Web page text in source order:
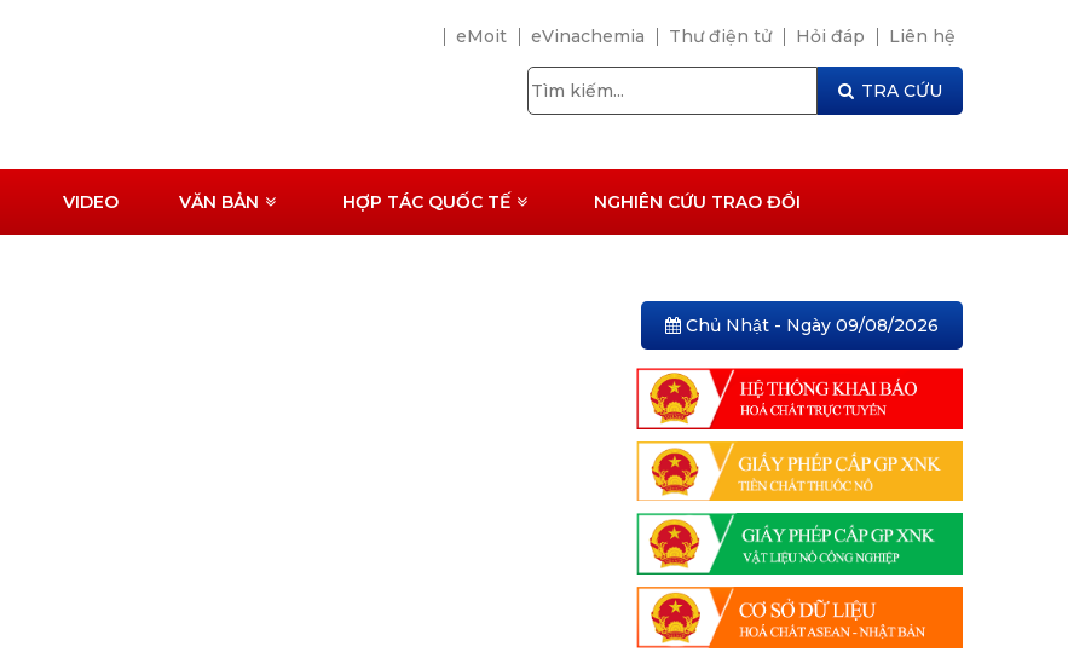
eMoit eVinachemia Thư điện tử Hỏi đáp Liên hệ
TRA CỨU
VIDEO VĂN BẢN HỢP TÁC QUỐC TẾ NGHIÊN CỨU TRAO ĐỔI
Chủ Nhật - Ngày 09/08/2026